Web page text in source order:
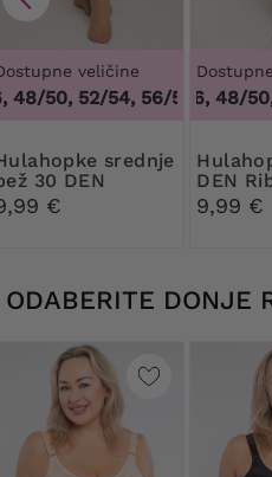
veličine
50, 52/54, 56/58, 60/62,
30 DEN
€
44/46, 48/50,
Hulahopke crne 30
DEN
9,99 €
ODABERITE DONJE